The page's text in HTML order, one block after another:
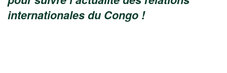
internationales du Congo !